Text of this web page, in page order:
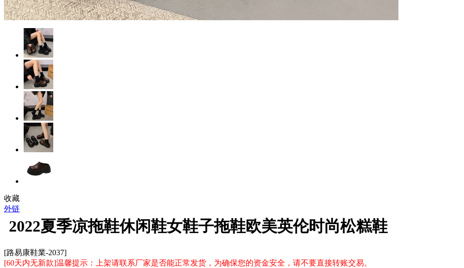
收藏
外链
2022夏季凉拖鞋休闲鞋女鞋子拖鞋欧美英伦时尚松糕鞋
[路易康鞋業-2037]
[60天内无新款]温馨提示：上架请联系厂家是否能正常发货，为确保您的资金安全，请不要直接转账交易。